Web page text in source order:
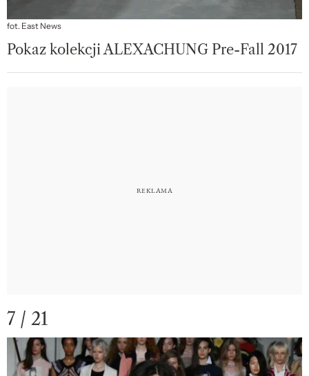
fot. East News
Pokaz kolekcji ALEXACHUNG Pre-Fall 2017
7 / 21